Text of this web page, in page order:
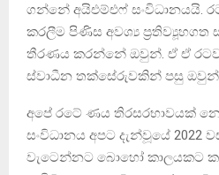
ගන්නේ අයිඑම්එෆ් සංවිධානයයි.
කරලීම පිණිස අවශ්‍ය ප්‍රතිව්‍යූහගත
තීරණය කරන්නේ ඔවුන්. ඒ ඒ
ස්වාධීන තක්සේරුවකින් පසු
අපේ රටේ ණය තිරසරභාවයක්
සංවිධානය අපට දැන්වූයේ 2022
වැටෙන්නට බොහෝ කාලයකට